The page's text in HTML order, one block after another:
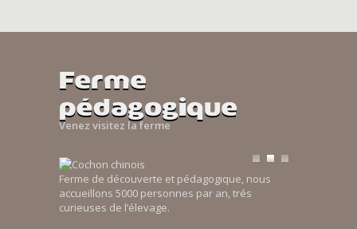
Ferme
pédagogique
Venez visitez la ferme
Ferme de découverte et pédagogique, nous
accueillons 5000 personnes par an, trés
curieuses de l’élevage.